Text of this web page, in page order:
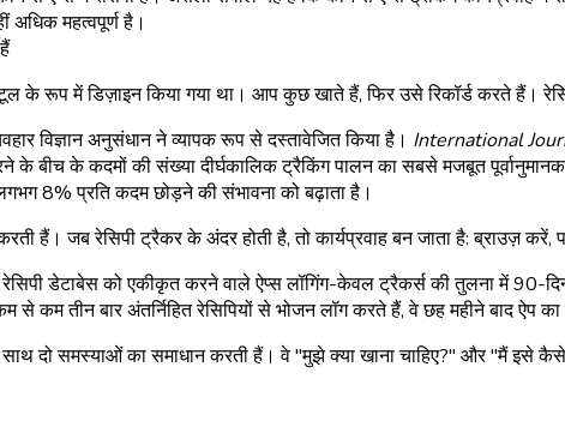
महत्वपूर्ण है।
के रूप में डिज़ाइन किया गया था। आप कुछ खाते हैं, फिर उसे रिकॉर्ड करते हैं।
विज्ञान अनुसंधान ने व्यापक रूप से दस्तावेजित किया है। International
के बीच के कदमों की संख्या दीर्घकालिक ट्रैकिंग पालन का सबसे मजबूत
8% प्रति कदम छोड़ने की संभावना को बढ़ाता है।
हैं। जब रेसिपी ट्रैकर के अंदर होती है, तो कार्यप्रवाह बन जाता है: ब्राउज़
डेटाबेस को एकीकृत करने वाले ऐप्स लॉगिंग-केवल ट्रैकर्स की तुलना में 90-
से कम तीन बार अंतर्निहित रेसिपियों से भोजन लॉग करते हैं, वे छह महीने बाद ऐप
साथ दो समस्याओं का समाधान करती हैं। वे "मुझे क्या खाना चाहिए?" और "मैं इसे